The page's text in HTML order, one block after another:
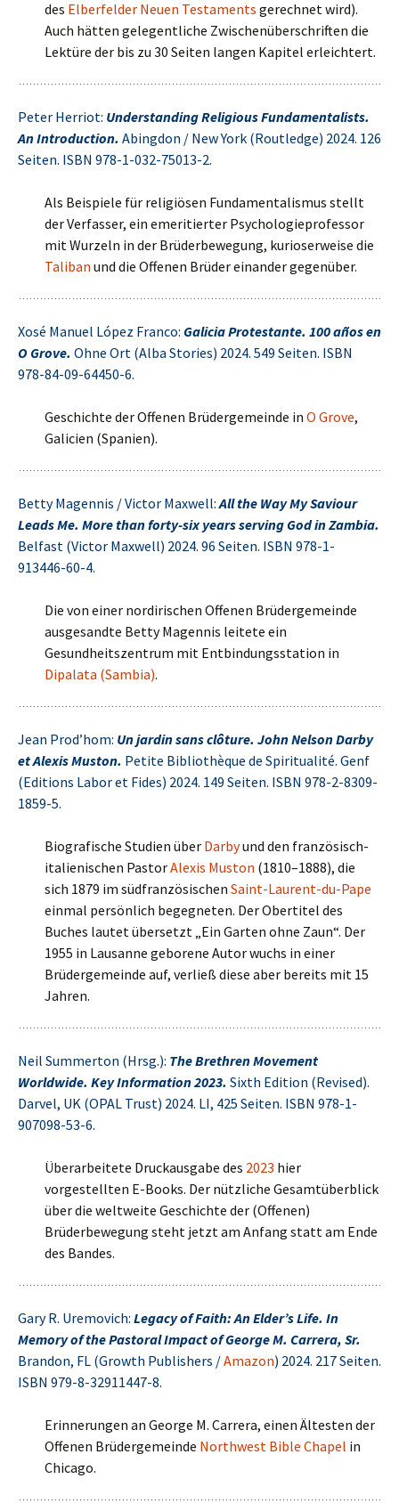
des Elberfelder Neuen Testaments gerechnet wird).
Auch hätten gelegentliche Zwischenüberschriften die
Lektüre der bis zu 30 Seiten langen Kapitel erleichtert.
Peter Herriot: Understanding Religious Fundamentalists.
An Introduction. Abingdon / New York (Routledge) 2024. 126
Seiten. ISBN 978-1-032-75013-2.
Als Beispiele für religiösen Fundamentalismus stellt
der Verfasser, ein emeritierter Psychologieprofessor
mit Wurzeln in der Brüderbewegung, kurioserweise die
Taliban und die Offenen Brüder einander gegenüber.
Xosé Manuel López Franco: Galicia Protestante. 100 años en
O Grove. Ohne Ort (Alba Stories) 2024. 549 Seiten. ISBN
978-84-09-64450-6.
Geschichte der Offenen Brüdergemeinde in O Grove,
Galicien (Spanien).
Betty Magennis / Victor Maxwell:All the Way My Saviour
Leads Me. More than forty-six ye‍ars serving God in Zambia.
Belfast (Victor Maxwell) 2024. 96 Seiten. ISBN 978-1-
913446-60-4.
Die von einer nordirischen Offenen Brüdergemeinde
ausgesandte Betty Magennis leitete ein
Gesundheitszentrum mit Entbindungsstation in
Dipalata (Sambia).
Jean Prod’hom: Un jardin sans clôture. John Nelson Darby
et Alexis Muston. Petite Bibliothèque de Spiritualité. Genf
(Editions Labor et Fides) 2024. 149 Seiten. ISBN 978-2-8309-
1859-5.
Biografische Studien über Darbyund den französisch-
italienischen PastorAlexis Muston (1810–1888), die
sich 1879 im südfranzösischen Saint-Laurent-du-Pape
einmal persönlich begegneten. Der Obertitel des
Buches lautet übersetzt „Ein Garten ohne Zaun“. Der
1955 in Lausanne geborene Autor wuchs in einer
Brüdergemeinde auf, verließ diese aber bereits mit 15
Jahren.
Neil Summerton (Hrsg.): The Brethren Movement
Worldwide. Key Information 2023. Sixth Edition (Revised).
Darvel, UK (OPAL Trust) 2024. LI, 425 Seiten. ISBN 978-1-
907098-53-6.
Überarbeitete Druckausgabe des 2023 hier
vorgestellten E-Books. Der nützliche Gesamtüberblick
über die weltweite Geschichte der (Offenen)
Brüderbewegung steht jetzt am Anfang statt am Ende
des Bandes.
Gary R. Uremovich: Legacy of Faith: An Elder’s Life. In
Memory of the Pastoral Impact of George M. Carrera, Sr.
Brandon, FL (Growth Publishers /Amazon) 2024. 217 Seiten.
ISBN 979-8-32911447-8.
Erinnerungen an George M. Carrera, einen Ältesten der
Offenen Brüdergemeinde North­west Bible Chapel in
Chicago.